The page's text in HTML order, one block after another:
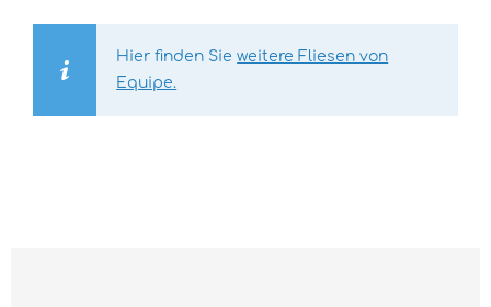
Hier finden Sieweitere Fliesen von
Equipe.